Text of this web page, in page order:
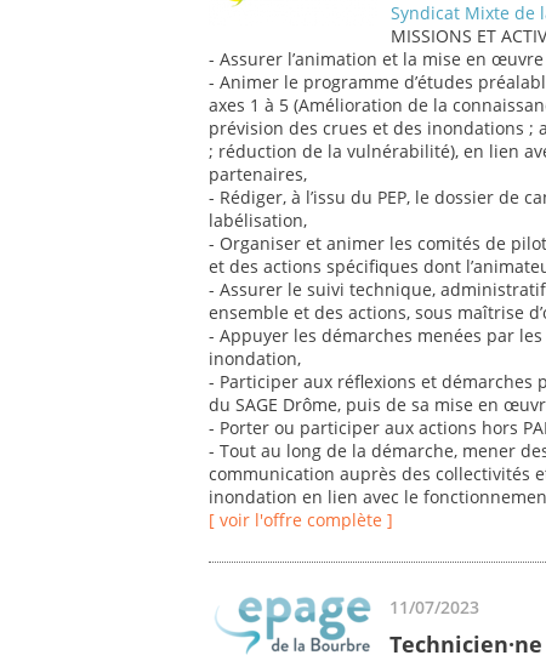
Syndicat Mixte de
MISSIONS ET
- Assurer l’animation et la mise en œuvre
- Animer le programme d’études
axes 1 à 5 (Amélioration de la
prévision des crues et des inondations
; réduction de la vulnérabilité), en lien
partenaires,
- Rédiger, à l’issu du PEP, le dossier de
labélisation,
- Organiser et animer les comités de
et des actions spécifiques dont
- Assurer le suivi technique,
ensemble et des actions, sous maîtrise
- Appuyer les démarches menées par
inondation,
- Participer aux réflexions et démarches
du SAGE Drôme, puis de sa mise en
- Porter ou participer aux actions hors
- Tout au long de la démarche, mener
communication auprès des collectivités
inondation en lien avec le
[ voir l'offre complète ]
11/07/2023